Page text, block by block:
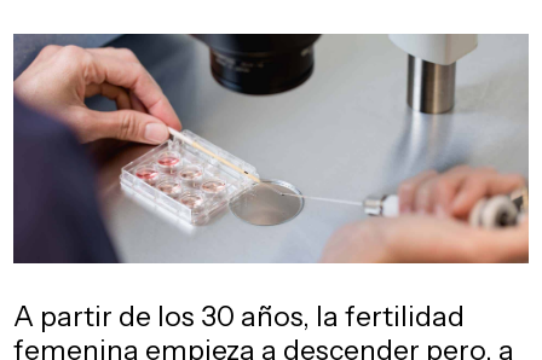
A partir de los 30 años, la fertilidad
femenina empieza a descender pero, a